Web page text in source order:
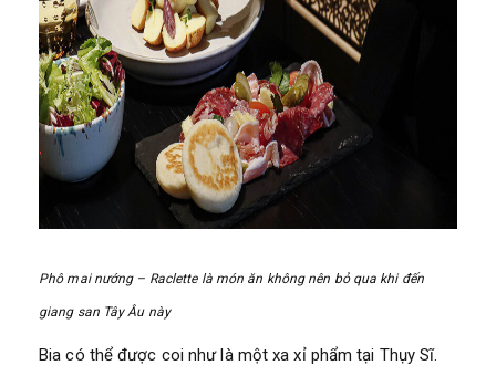
Phô mai nướng – Raclette là món ăn không nên bỏ qua khi đến
giang san Tây Âu này
Bia có thể được coi như là một xa xỉ phẩm tại Thụy Sĩ.